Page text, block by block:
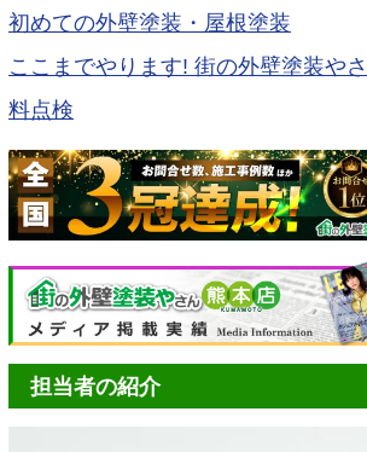
初めての外壁塗装・屋根塗装
ここまでやります! 街の外壁塗装や
料点検
担当者の紹介